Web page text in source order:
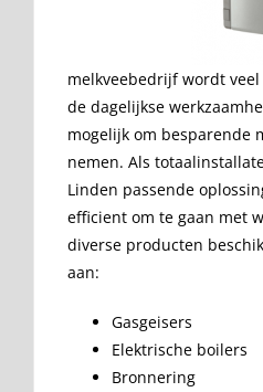
melkveebedrijf wordt
de dagelijkse
mogelijk om besparende
nemen. Als
Linden passende
efficient om te gaan met
diverse producten
aan:
Gasgeisers
Elektrische boilers
Bronnering